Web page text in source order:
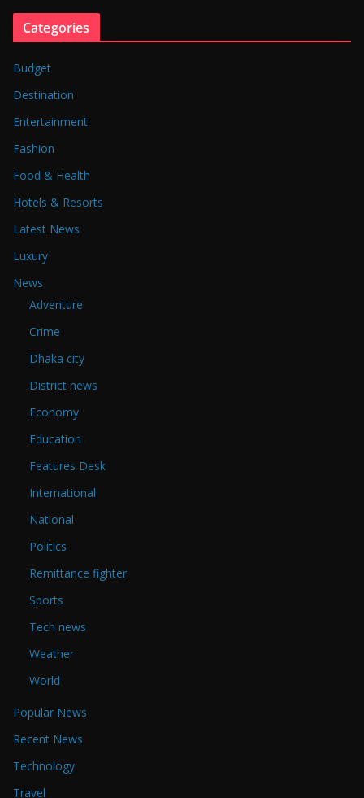
Categories
Budget
Destination
Entertainment
Fashion
Food & Health
Hotels & Resorts
Latest News
Luxury
News
Adventure
Crime
Dhaka city
District news
Economy
Education
Features Desk
International
National
Politics
Remittance fighter
Sports
Tech news
Weather
World
Popular News
Recent News
Technology
Travel